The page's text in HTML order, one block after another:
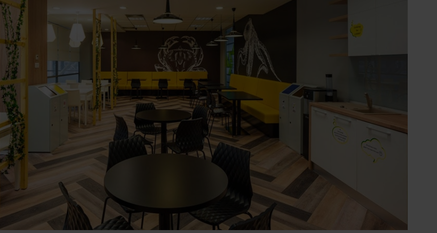
Arredo area reception
Area break
Area kids